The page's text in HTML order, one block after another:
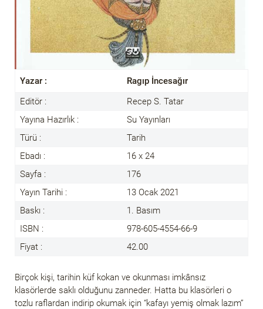
Yazar :
Ragıp İncesağır
Editör :
Recep S. Tatar
Yayına Hazırlık :
Su Yayınları
Türü :
Tarih
Ebadı :
16 x 24
Sayfa :
176
Yayın Tarihi :
13 Ocak 2021
Baskı :
1. Basım
ISBN :
978-605-4554-66-9
Fiyat :
42.00
Birçok kişi, tarihin küf kokan ve okunması imkânsız
klasörlerde saklı olduğunu zanneder. Hatta bu klasörleri o
tozlu raflardan indirip okumak için “kafayı yemiş olmak lazım”